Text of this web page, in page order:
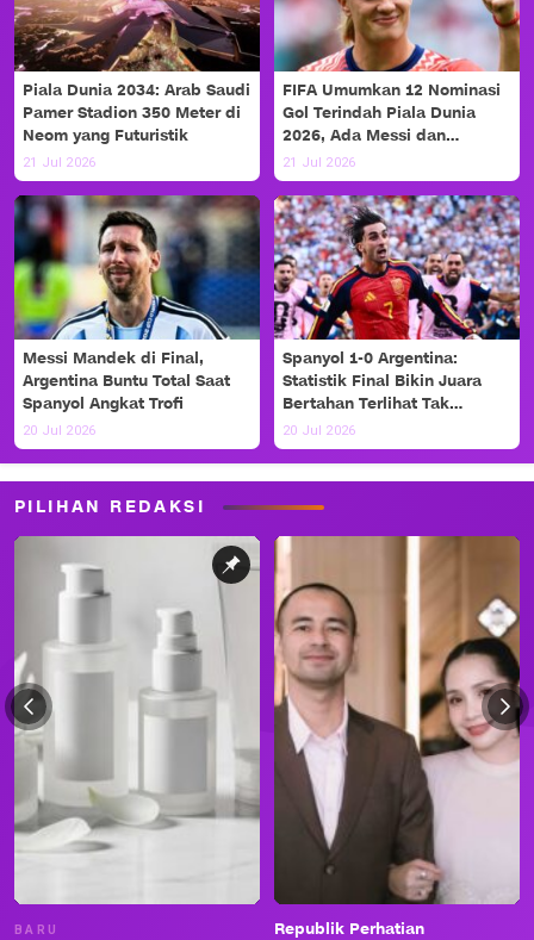
Piala Dunia 2034: Arab Saudi
Pamer Stadion 350 Meter di
Neom yang Futuristik
21 Jul 2026
FIFA Umumkan 12 Nominasi
Gol Terindah Piala Dunia
2026, Ada Messi dan
Haaland!
21 Jul 2026
Messi Mandek di Final,
Argentina Buntu Total Saat
Spanyol Angkat Trofi
20 Jul 2026
Spanyol 1-0 Argentina:
Statistik Final Bikin Juara
Bertahan Terlihat Tak
Berdaya
20 Jul 2026
PILIHAN REDAKSI
BARU Republik Perhatian